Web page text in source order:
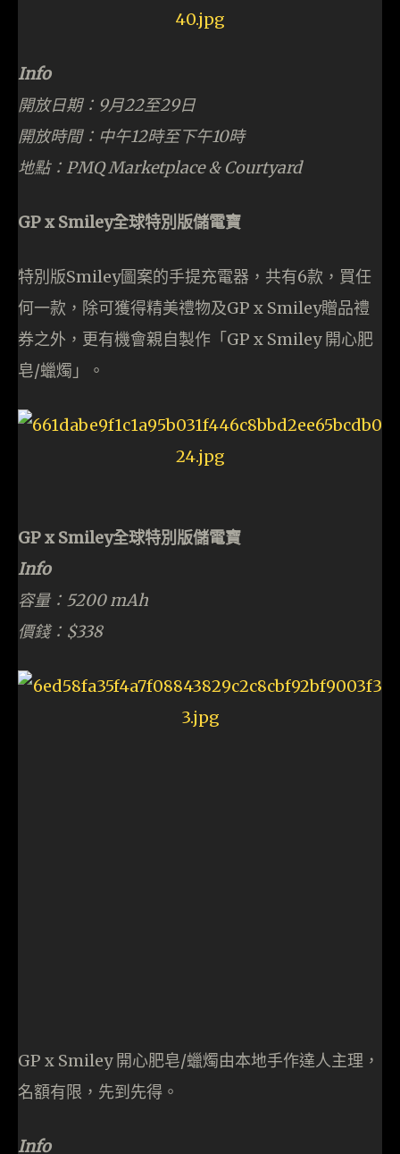
Info
開放日期：9月22至29日
開放時間：中午12時至下午10時
地點：PMQ Marketplace & Courtyard
GP x Smiley全球特別版儲電寶
特別版Smiley圖案的手提充電器，共有6款，買任
何一款，除可獲得精美禮物及GP x Smiley贈品禮
券之外，更有機會親自製作「GP x Smiley 開心肥
皂/蠟燭」。
GP x Smiley全球特別版儲電寶
Info
容量：5200 mAh
價錢：$338
時間：下午3時至9時
地點：PMQ Marketplace & Courtyard
GP x Smiley開心能亮加油站